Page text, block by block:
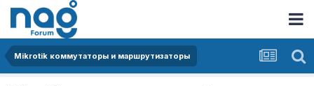
Mikrotik коммутаторы и маршрутизаторы